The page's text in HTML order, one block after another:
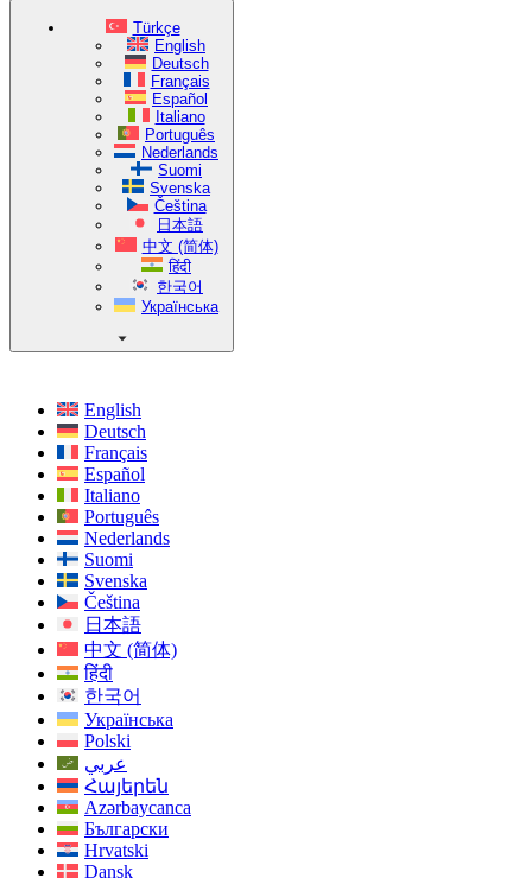
Türkçe
English
Deutsch
Français
Español
Italiano
Português
Nederlands
Suomi
Svenska
Čeština
日本語
中文 (简体)
हिंदी
한국어
Українська
English
Deutsch
Français
Español
Italiano
Português
Nederlands
Suomi
Svenska
Čeština
日本語
中文 (简体)
हिंदी
한국어
Українська
Polski
عربي
Հայերեն
Azərbaycanca
Български
Hrvatski
Dansk